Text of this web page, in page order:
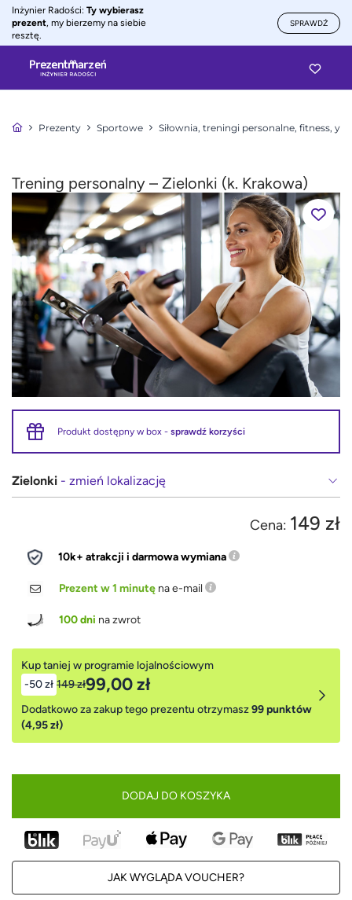
Inżynier Radości: Ty wybierasz
prezent, my bierzemy na siebie
resztę.
SPRAWDŹ
Prezenty Sportowe Siłownia, treningi personalne, fitness,
Trening personalny – Zielonki (k. Krakowa)
Produkt dostępny w box - sprawdź korzyści
Zielonki - zmień lokalizację
Cena: 149 zł
10k+ atrakcji i darmowa wymiana
Prezent w 1 minutę na e-mail
100 dni na zwrot
Kup taniej w programie lojalnościowym
-50 zł 149 zł99,00 zł
Dodatkowo za zakup tego prezentu otrzymasz99 punktów
(4,95 zł)
DODAJ DO KOSZYKA
JAK WYGLĄDA VOUCHER?